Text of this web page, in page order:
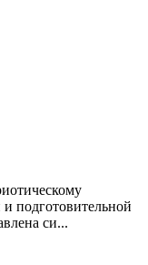
подготовительной
си...